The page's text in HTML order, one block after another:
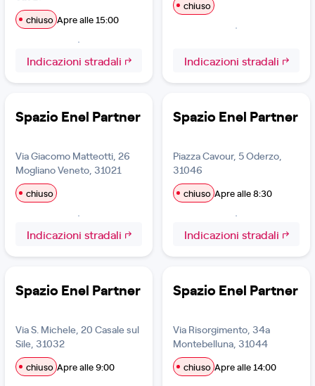
chiuso Apre alle 15:00
Indicazioni stradali
chiuso
Indicazioni stradali
Spazio Enel Partner
Via Giacomo Matteotti, 26
Mogliano Veneto, 31021
chiuso
Indicazioni stradali
Spazio Enel Partner
Piazza Cavour, 5 Oderzo,
31046
chiuso Apre alle 8:30
Indicazioni stradali
Spazio Enel Partner
Via S. Michele, 20 Casale sul
Sile, 31032
chiuso Apre alle 9:00
Spazio Enel Partner
Via Risorgimento, 34a
Montebelluna, 31044
chiuso Apre alle 14:00